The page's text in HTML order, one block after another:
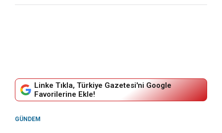
Linke Tıkla, Türkiye Gazetesi'ni Google
Favorilerine Ekle!
GÜNDEM